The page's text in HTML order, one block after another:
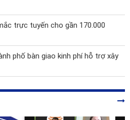
trực tuyến cho gần 170.000
phố bàn giao kinh phí hỗ trợ xây